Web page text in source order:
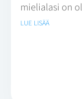
mielialasi on
lue lisää